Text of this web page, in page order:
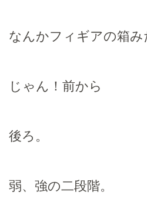
なんかフィギアの箱み
じゃん！前から
後ろ。
弱、強の二段階。